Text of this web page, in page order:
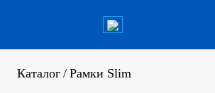
Каталог / Рамки Slim